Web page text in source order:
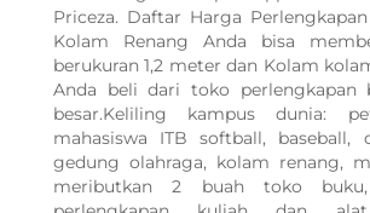
Priceza. Daftar Harga
Kolam Renang Anda bisa
berukuran 1,2 meter dan Kolam
Anda beli dari toko perlengkapan
besar.Keliling kampus dunia:
mahasiswa ITB softball, baseball,
gedung olahraga, kolam renang,
meributkan 2 buah toko